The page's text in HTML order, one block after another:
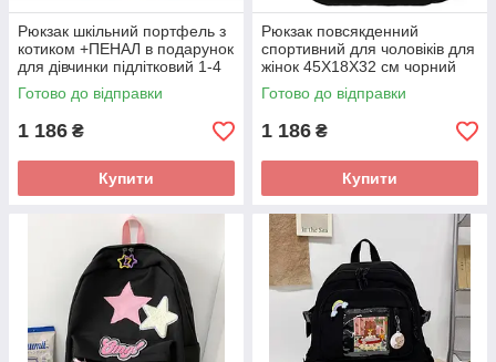
Рюкзак шкільний портфель з
котиком +ПЕНАЛ в подарунок
для дівчинки підлітковий 1-4
клас, 38х29х16 см, чорний
Готово до відправки
1 186 ₴
Купити
Рюкзак повсякденний
спортивний для чоловіків для
жінок 45X18X32 см чорний
Готово до відправки
1 186 ₴
Купити